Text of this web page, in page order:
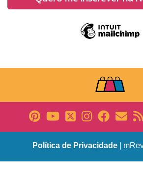
Política de Privacidade |